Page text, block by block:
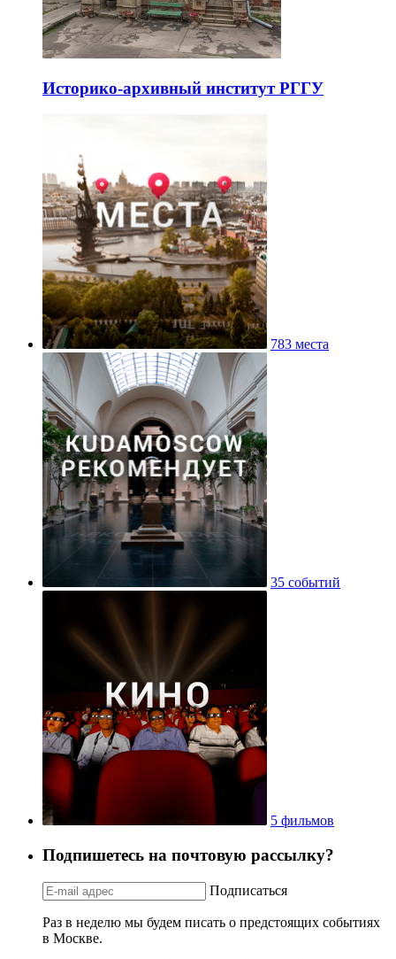
Историко-архивный институт РГГУ
783 места
35 событий
5 фильмов
Подпишетесь на почтовую рассылку?
Подписаться
Раз в неделю мы будем писать о предстоящих событиях
в Москве.